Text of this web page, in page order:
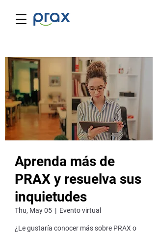
Aprenda más de
PRAX y resuelva sus
inquietudes
Thu, May 05
  |
Evento virtual
¿Le gustaría conocer más sobre PRAX o